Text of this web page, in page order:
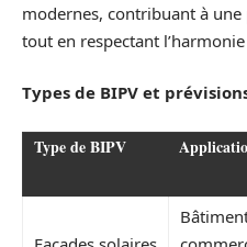
modernes, contribuant à une
tout en respectant
Types de BIPV et
Type de BIPV